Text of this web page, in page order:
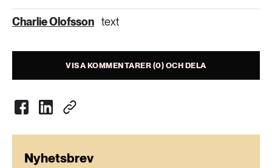
Charlie Olofsson text
VISA KOMMENTARER (0) OCH DELA
Nyhetsbrev